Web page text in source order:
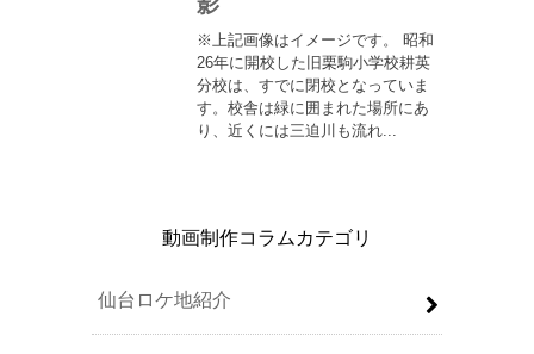
動画制作コラムカテゴリ
仙台ロケ地紹介